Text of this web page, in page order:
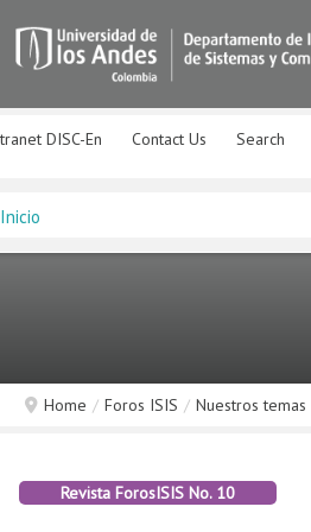
DISC-En Contact Us Search
Inicio
Home / Foros ISIS / Nuestros temas
Revista ForosISIS No. 10